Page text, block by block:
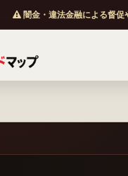
闇金・違法金融による督促